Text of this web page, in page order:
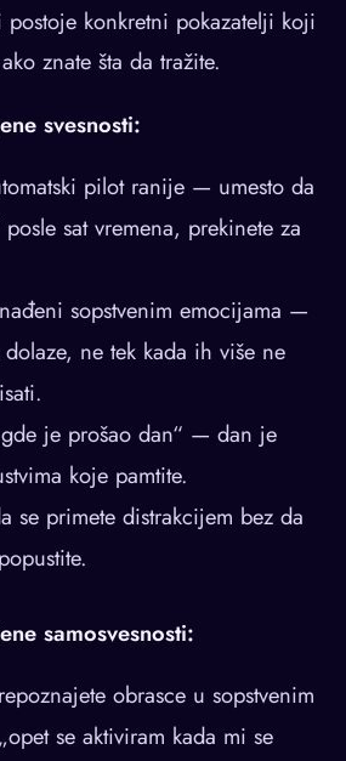
konkretni pokazatelji koji
znate šta da tražite.
svesnosti:
pilot ranije — umesto da
sat vremena, prekinete za
sopstvenim emocijama —
ne tek kada ih više ne
je prošao dan“ — dan je
koje pamtite.
se primete distrakcijem bez da
samosvesnosti:
obrasce u sopstvenim
se aktiviram kada mi se